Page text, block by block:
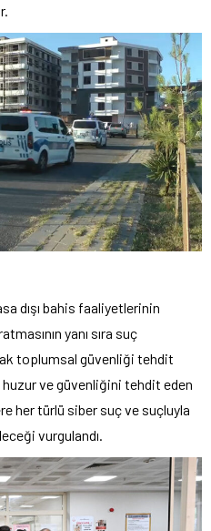
dışı bahis faaliyetlerinin
yanı sıra suç
toplumsal güvenliği tehdit
ve güvenliğini tehdit eden
her türlü siber suç ve suçluyla
vurgulandı.